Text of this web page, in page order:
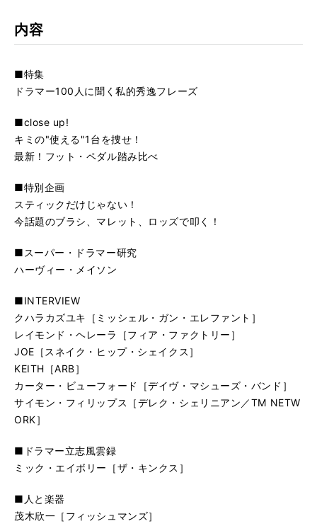
内容
■特集
ドラマー100人に聞く私的秀逸フレーズ
■close up!
キミの"使える"1台を捜せ！
最新！フット・ペダル踏み比べ
■特別企画
スティックだけじゃない！
今話題のブラシ、マレット、ロッズで叩く！
■スーパー・ドラマー研究
ハーヴィー・メイソン
■INTERVIEW
クハラカズユキ［ミッシェル・ガン・エレファント］
レイモンド・ヘレーラ［フィア・ファクトリー］
JOE［スネイク・ヒップ・シェイクス］
KEITH［ARB］
カーター・ビューフォード［デイヴ・マシューズ・バンド］
サイモン・フィリップス［デレク・シェリニアン／TM NETW
ORK］
■ドラマー立志風雲録
ミック・エイボリー［ザ・キンクス］
■人と楽器
茂木欣一［フィッシュマンズ］